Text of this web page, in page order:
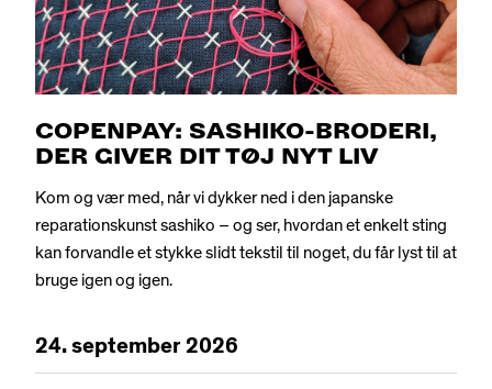
COPENPAY: SASHIKO-BRODERI,
DER GIVER DIT TØJ NYT LIV
Kom og vær med, når vi dykker ned i den japanske
reparationskunst sashiko – og ser, hvordan et enkelt sting
kan forvandle et stykke slidt tekstil til noget, du får lyst til at
bruge igen og igen.
24.september2026